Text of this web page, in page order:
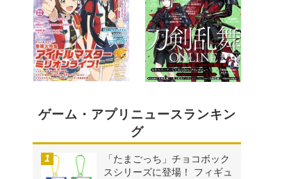
ゲーム・アプリニュースランキン
グ
「たまごっち」チョコボック
スシリーズに登場！ フィギュ